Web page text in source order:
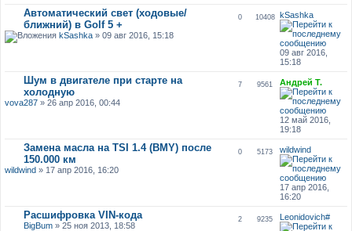
Автоматический свет (ходовые/
ближний) в Golf 5 +
kSashka» 09 авг 2016, 15:18
0 10408 kSashka
09 авг 2016,
15:18
Шум в двигателе при старте на
холодную
vova287» 26 апр 2016, 00:44
7 9561 Андрей Т.
12 май 2016,
19:18
Замена масла на TSI 1.4 (BMY) после
150.000 км
wildwind» 17 апр 2016, 16:20
0 5173 wildwind
17 апр 2016,
16:20
Расшифровка VIN-кода
BigBum» 25 ноя 2013, 18:58
2 9235 Leonidovich#